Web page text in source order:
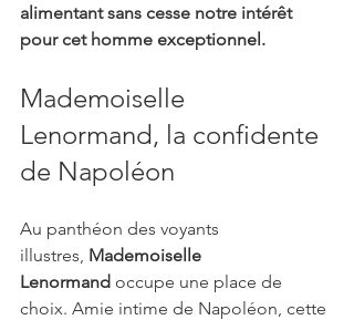
alimentant sans cesse notre intérêt
pour cet homme exceptionnel.
Mademoiselle
Lenormand, la confidente
de Napoléon
Au panthéon des voyants
illustres, Mademoiselle
Lenormand occupe une place de
choix. Amie intime de Napoléon, cette